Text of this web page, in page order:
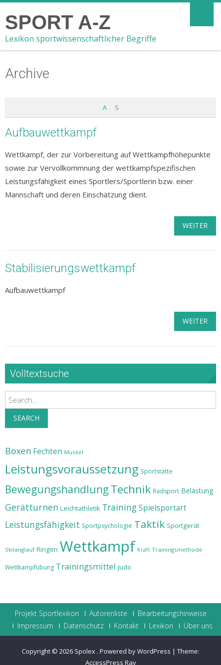
SPORT A-Z
Lexikon sportwissenschaftlicher Begriffe
Archive
A S
Aufbauwettkampf
Wettkampf, der zur Vorbereitung auf Wettkampfhöhepunkte
sowie zur Vervollkommnung der wettkampfspezifischen
Leistungsfähigkeit eines Sportlers/Sportlerin bzw. einer
Mannschaft und deren Einschätzung dient.
WEITER
Stabilisierungswettkampf
Aufbauwettkampf
WEITER
Volltextsuche
Search
SEARCH
Boxen Fechten Muskel
Leistungsvoraussetzung Sportstätte
BewegungshandlungTechnik Radsport Belastung
Gerätturnen Leichtathletik TrainingSpielsportart
Leistungsfähigkeit Sportpsychologie Taktik Sportgerät
Skilanglauf Ringen Wettkampf Kraft Trainingsmethode
Wettkampfübung Trainingsmittel Judo
Projekt Sportlexikon Autorenliste
Bearbeitungshinweise
Impressum
Datenschutz Kontakt Lexikon Über uns
Copyright © 2026 Spolex . Powered by WordPress | Theme:
AccessPress Ray